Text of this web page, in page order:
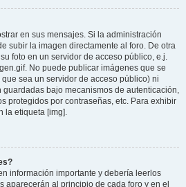
en sus mensajes. Si la administración
subir la imagen directamente al foro. De otra
foto en un servidor de acceso público, e.j.
No puede publicar imágenes que se
sea un servidor de acceso público) ni
bajo mecanismos de autenticación,
protegidos por contraseñas, etc. Para exhibir
la etiqueta [img].
información importante y debería leerlos
aparecerán al principio de cada foro y en el